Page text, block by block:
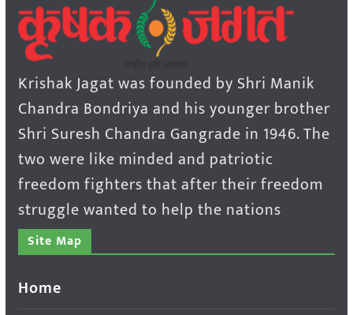
Krishak Jagat was founded by Shri Manik
Chandra Bondriya and his younger brother
Shri Suresh Chandra Gangrade in 1946. The
two were like minded and patriotic
freedom fighters that after their freedom
struggle wanted to help the nations
Site Map
Home